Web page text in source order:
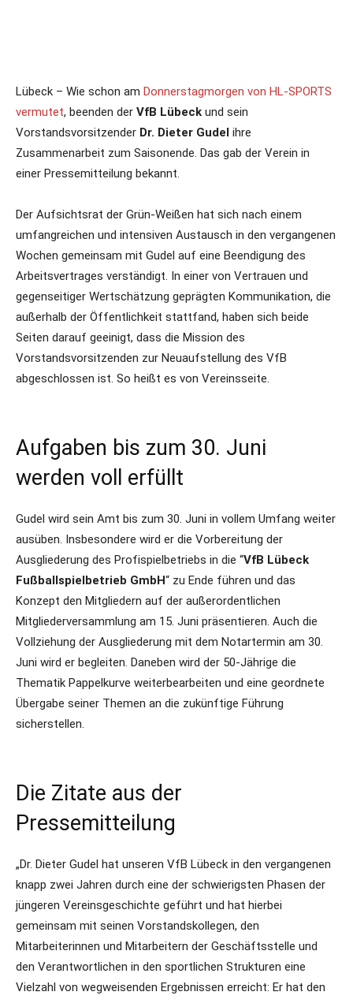
Lübeck – Wie schon am Donnerstagmorgen von HL-SPORTS
vermutet, beenden der VfB Lübeck und sein
Vorstandsvorsitzender Dr. Dieter Gudel ihre
Zusammenarbeit zum Saisonende. Das gab der Verein in
einer Pressemitteilung bekannt.
Der Aufsichtsrat der Grün-Weißen hat sich nach einem
umfangreichen und intensiven Austausch in den vergangenen
Wochen gemeinsam mit Gudel auf eine Beendigung des
Arbeitsvertrages verständigt. In einer von Vertrauen und
gegenseitiger Wertschätzung geprägten Kommunikation, die
außerhalb der Öffentlichkeit stattfand, haben sich beide
Seiten darauf geeinigt, dass die Mission des
Vorstandsvorsitzenden zur Neuaufstellung des VfB
abgeschlossen ist. So heißt es von Vereinsseite.
Aufgaben bis zum 30. Juni
werden voll erfüllt
Gudel wird sein Amt bis zum 30. Juni in vollem Umfang weiter
ausüben. Insbesondere wird er die Vorbereitung der
Ausgliederung des Profispielbetriebs in die “VfB Lübeck
Fußballspielbetrieb GmbH“ zu Ende führen und das
Konzept den Mitgliedern auf der außerordentlichen
Mitgliederversammlung am 15. Juni präsentieren. Auch die
Vollziehung der Ausgliederung mit dem Notartermin am 30.
Juni wird er begleiten. Daneben wird der 50-Jährige die
Thematik Pappelkurve weiterbearbeiten und eine geordnete
Übergabe seiner Themen an die zukünftige Führung
sicherstellen.
Die Zitate aus der
Pressemitteilung
„Dr. Dieter Gudel hat unseren VfB Lübeck in den vergangenen
knapp zwei Jahren durch eine der schwierigsten Phasen der
jüngeren Vereinsgeschichte geführt und hat hierbei
gemeinsam mit seinen Vorstandskollegen, den
Mitarbeiterinnen und Mitarbeitern der Geschäftsstelle und
den Verantwortlichen in den sportlichen Strukturen eine
Vielzahl von wegweisenden Ergebnissen erreicht: Er hat den